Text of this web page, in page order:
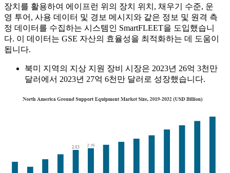
장치를 활용하여 에이프런 위의 장치 위치, 채우기 수준, 운
영 투어, 사용 데이터 및 경보 메시지와 같은 정보 및 원격 측
정 데이터를 수집하는 시스템인 SmartFLEET을 도입했습니
다. 이 데이터는 GSE 자산의 효율성을 최적화하는 데 도움이
됩니다.
북미 지역의 지상 지원 장비 시장은 2023년 26억 3천만
달러에서 2023년 27억 6천만 달러로 성장했습니다.